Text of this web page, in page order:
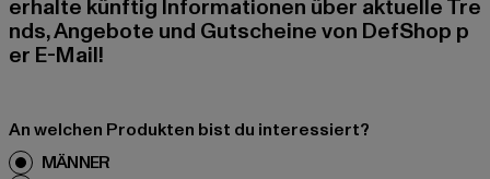
erhalte künftig Informationen über aktuelle Tre
nds, Angebote und Gutscheine von DefShop p
er E-Mail!
An welchen Produkten bist du interessiert?
MÄNNER